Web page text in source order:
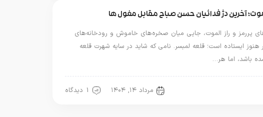
آخرین دژ فدائیان حسن صباح مقابل مغول ها
پررمز و راز الموت، جایی میان صخره‌های خاموش و رودخانه‌های
هنوز ایستاده است؛ قلعه لمبسر. نامی که شاید در سایه شهرت قلعه
باشد، اما هر…
مرداد ۱۴, ۱۴۰۴ 1 دیدگاه